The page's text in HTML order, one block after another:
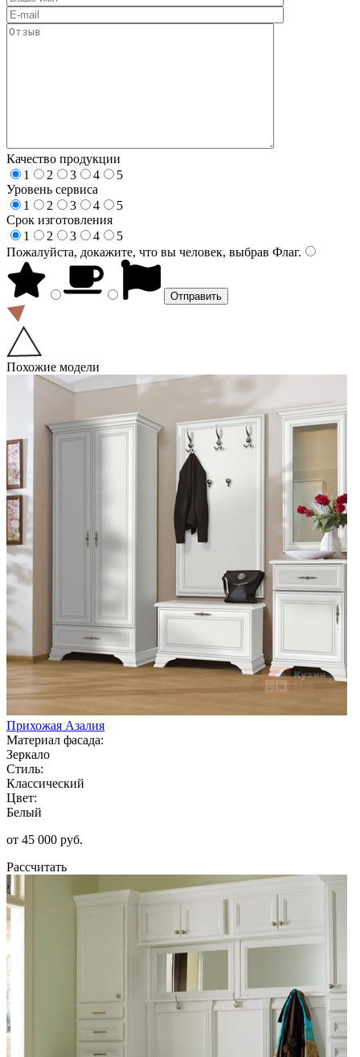
Качество продукции
1
2 3 4
5
Уровень сервиса
1
2 3 4
5
Срок изготовления
1
2 3 4
5
Пожалуйста, докажите, что вы человек, выбрав Флаг.
Похожие модели
Прихожая Азалия
Материал фасада:
Зеркало
Стиль:
Классический
Цвет:
Белый
от 45 000 руб.
Рассчитать